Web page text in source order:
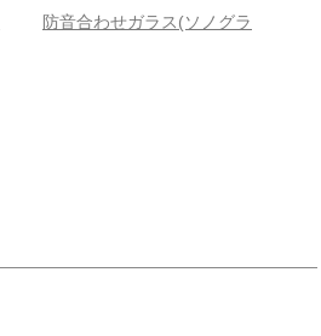
防音合わせガラス(ソノグラ